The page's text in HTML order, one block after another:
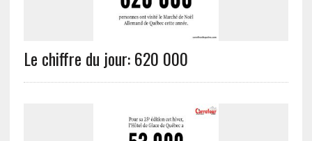
Le chiffre du jour: 620 000